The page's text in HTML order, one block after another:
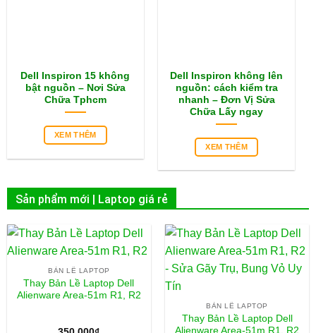
Dell Inspiron 15 không
bật nguồn – Nơi Sửa
Chữa Tphcm
XEM THÊM
Dell Inspiron không lên
nguồn: cách kiểm tra
nhanh – Đơn Vị Sửa
Chữa Lấy ngay
XEM THÊM
Sản phẩm mới | Laptop giá rẻ
BẢN LỀ LAPTOP
Thay Bản Lề Laptop Dell
Alienware Area-51m R1, R2
BẢN LỀ LAPTOP
Thay Bản Lề Laptop Dell
Alienware Area-51m R1, R2